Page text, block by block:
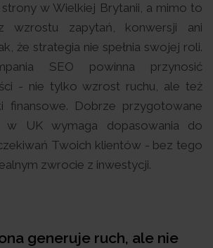
w Wielkiej Brytanii, a mimo to
wzrostu zapytań, konwersji ani
że strategia nie spełnia swojej roli.
SEO powinna przynosić
- nie tylko wzrost ruchu, ale też
finansowe. Dobrze przygotowane
w UK wymaga dopasowania do
Twoich klientów - bez tego
zwrocie z inwestycji.
generuje ruch, ale nie